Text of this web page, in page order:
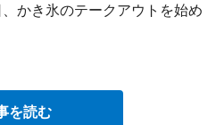
かき氷のテークアウトを始め
を読む